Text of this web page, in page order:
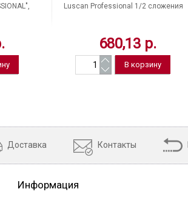
Luscan Professional 1/2 сложения
680,13 р.
Доставка Контакты
Информация